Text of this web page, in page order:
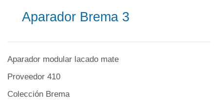
Aparador Brema 3
Aparador modular lacado mate
Proveedor 410
Colección Brema